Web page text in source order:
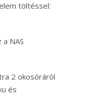
töltéssel:
NAS
2 okosóráról
és